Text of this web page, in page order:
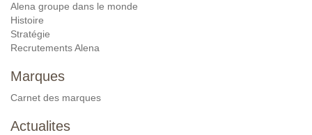
Alena groupe dans le monde
Histoire
Stratégie
Recrutements Alena
Marques
Carnet des marques
Actualites